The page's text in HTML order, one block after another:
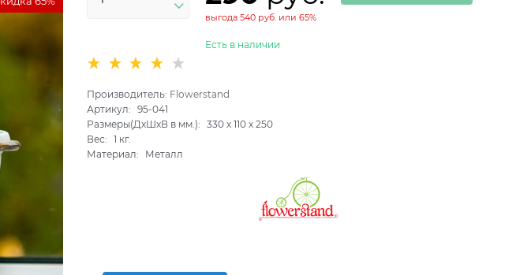
выгода540 руб. или65%
Есть в наличии
Производитель: Flowerstand
Артикул:
95-041
Размеры(ДхШхВ в мм.):
330 x110 x250
Вес:
1 кг.
Материал:
Металл